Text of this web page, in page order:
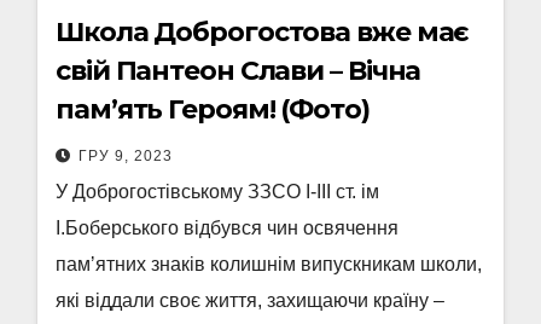
Школа Доброгостова вже має
свій Пантеон Слави – Вічна
пам’ять Героям! (Фото)
ГРУ 9, 2023
У Доброгостівському ЗЗСО І-ІІІ ст. ім
І.Боберського відбувся чин освячення
памʼятних знаків колишнім випускникам школи,
які віддали своє життя, захищаючи країну –